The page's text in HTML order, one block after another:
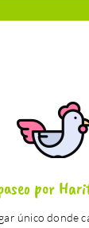
por
único donde